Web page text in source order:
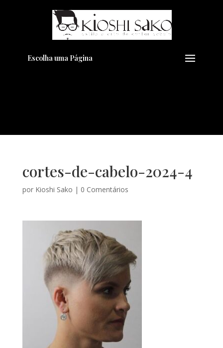
Escolha uma Página
cortes-de-cabelo-2024-4
por Kioshi Sako | 0 Comentários
Pensando em transformar seu
Visual??